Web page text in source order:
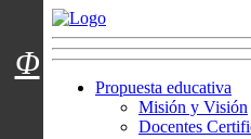
Menú usuarios
Propuesta educativa
Misión y Visión
Docentes
Φ